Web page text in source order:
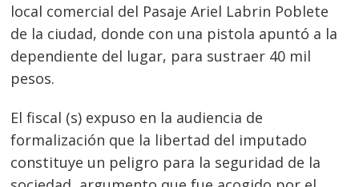
local comercial del Pasaje Ariel Labrin Poblete
de la ciudad, donde con una pistola apuntó a la
dependiente del lugar, para sustraer 40 mil
pesos.
El fiscal (s) expuso en la audiencia de
formalización que la libertad del imputado
constituye un peligro para la seguridad de la